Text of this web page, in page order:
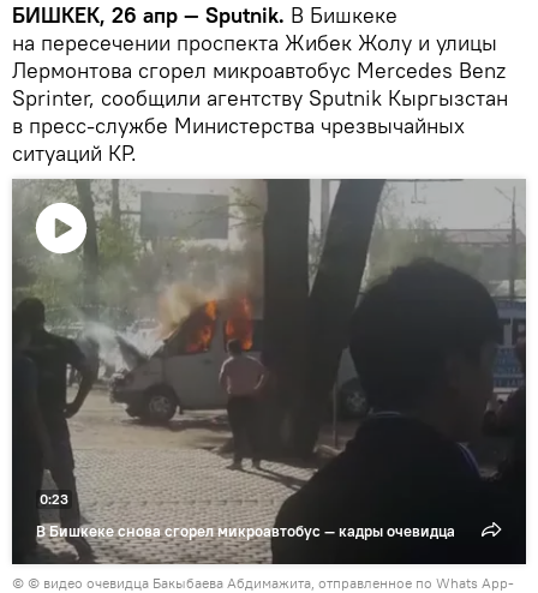
БИШКЕК, 26 апр — Sputnik. В Бишкеке
на пересечении проспекта Жибек Жолу и улицы
Лермонтова сгорел микроавтобус Mercedes Benz
Sprinter, сообщили агентству Sputnik Кыргызстан
в пресс-службе Министерства чрезвычайных
ситуаций КР.
Воспроизвести
В Бишкеке снова сгорел микроавтобус — кадры очевидца
0:23
© © видео очевидца Бакыбаева Абдимажита, отправленное по Whats App-